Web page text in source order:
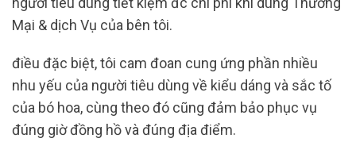
Mại & dịch Vụ của bên tôi.
điều đặc biệt, tôi cam đoan cung ứng phần nhiều
nhu yếu của người tiêu dùng về kiểu dáng và sắc tố
của bó hoa, cùng theo đó cũng đảm bảo phục vụ
đúng giờ đồng hồ và đúng địa điểm.